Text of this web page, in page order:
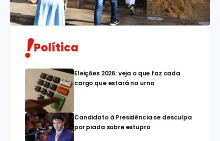
Política
Eleições 2026: veja o que faz cada
cargo que estará na urna
Candidato à Presidência se desculpa
por piada sobre estupro